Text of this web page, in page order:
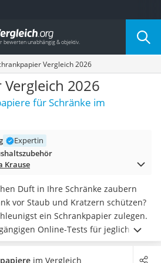
nach Kategorie
Vergleich 2026
2026
für Schränke im
Expertin
Krause
Duft in Ihre Schränke zaubern
vor Staub und Kratzern schützen?
ein Schrankpapier zulegen.
Online-Tests für jegliche
ob für IhrenSchuhschrankoder
Schrankpapier können Sie
im Vergleich